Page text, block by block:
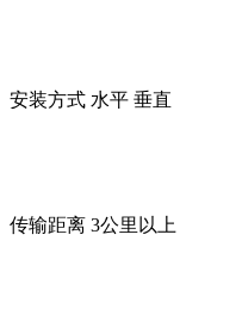
安装方式 水平 垂直
传输距离 3公里以上